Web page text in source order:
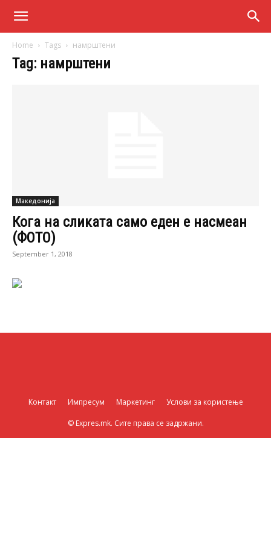
Home Tags намрштени
Tag: намрштени
Македонија
Кога на сликата само еден е насмеан
(ФОТО)
September 1, 2018
Контакт Импресум Маркетинг Услови за користење
© Expres.mk. Сите права се задржани.